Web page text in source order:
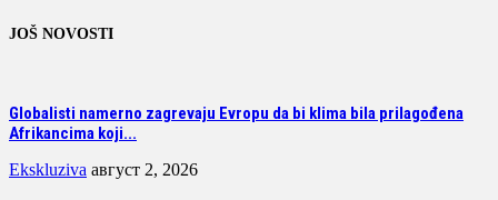
JOŠ NOVOSTI
Globalisti namerno zagrevaju Evropu da bi klima bila prilagođena
Afrikancima koji...
Ekskluziva август 2, 2026